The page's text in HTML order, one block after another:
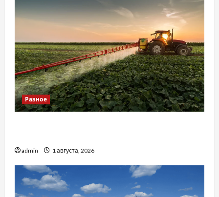
Разное
admin 1 августа, 2026